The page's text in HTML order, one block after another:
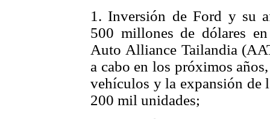
1. Inversión de Ford y su
500 millones de dólares
Auto Alliance Tailandia
a cabo en los próximos
vehículos y la expansión de
200 mil unidades;